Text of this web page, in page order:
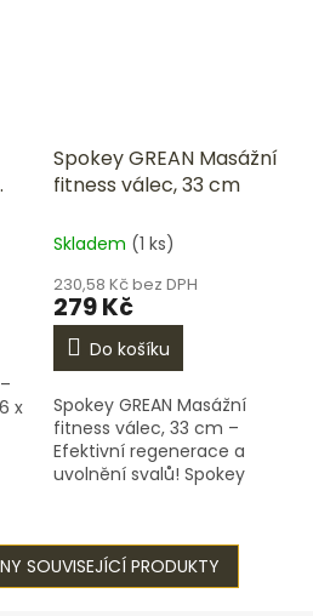
x
Spokey GREAN Masážní
fitness válec, 33 cm
Skladem (1 ks)
230,58 Kč bez DPH
279 Kč
Do košíku
Spokey GREAN Masážní
fitness válec, 33 cm –
Efektivní regenerace a
uvolnění svalů! Spokey
všechny, kteří chtějí zlepšit
regeneraci,...
SOUVISEJÍCÍ PRODUKTY